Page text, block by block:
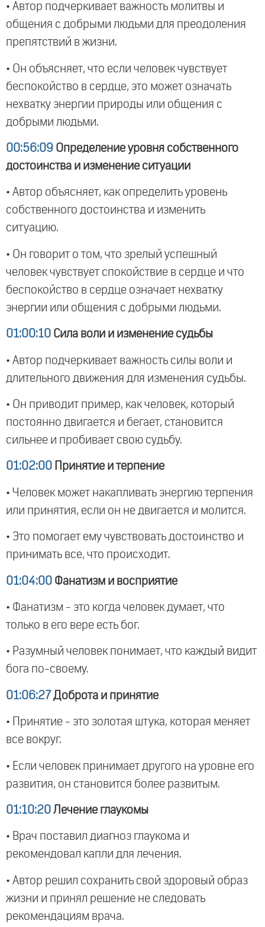
• Автор подчеркивает важность молитвы и
общения с добрыми людьми для преодоления
препятствий в жизни.
• Он объясняет, что если человек чувствует
беспокойство в сердце, это может означать
нехватку энергии природы или общения с
добрыми людьми.
00:56:09 Определение уровня собственного
достоинства и изменение ситуации
• Автор объясняет, как определить уровень
собственного достоинства и изменить
ситуацию.
• Он говорит о том, что зрелый успешный
человек чувствует спокойствие в сердце и что
беспокойство в сердце означает нехватку
энергии или общения с добрыми людьми.
01:00:10 Сила воли и изменение судьбы
• Автор подчеркивает важность силы воли и
длительного движения для изменения судьбы.
• Он приводит пример, как человек, который
постоянно двигается и бегает, становится
сильнее и пробивает свою судьбу.
01:02:00 Принятие и терпение
• Человек может накапливать энергию терпения
или принятия, если он не двигается и молится.
• Это помогает ему чувствовать достоинство и
принимать все, что происходит.
01:04:00 Фанатизм и восприятие
• Фанатизм - это когда человек думает, что
только в его вере есть бог.
• Разумный человек понимает, что каждый видит
бога по-своему.
01:06:27 Доброта и принятие
• Принятие - это золотая штука, которая меняет
все вокруг.
• Если человек принимает другого на уровне его
развития, он становится более развитым.
01:10:20 Лечение глаукомы
• Врач поставил диагноз глаукома и
рекомендовал капли для лечения.
• Автор решил сохранить свой здоровый образ
жизни и принял решение не следовать
рекомендациям врача.